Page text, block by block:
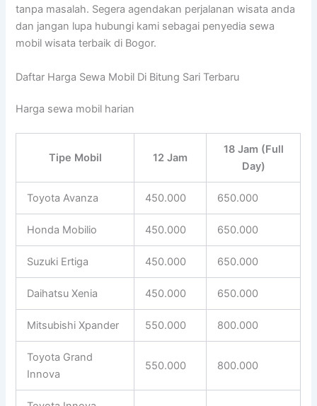
tanpa masalah. Segera agendakan perjalanan wisata anda
dan jangan lupa hubungi kami sebagai penyedia sewa
mobil wisata terbaik di Bogor.
Daftar Harga Sewa Mobil Di Bitung Sari Terbaru
Harga sewa mobil harian
Tipe Mobil 12 Jam
18 Jam (Full
Day)
Toyota Avanza 450.000 650.000
Honda Mobilio 450.000 650.000
Suzuki Ertiga 450.000 650.000
Daihatsu Xenia 450.000 650.000
Mitsubishi Xpander 550.000 800.000
Toyota Grand
Innova
550.000 800.000